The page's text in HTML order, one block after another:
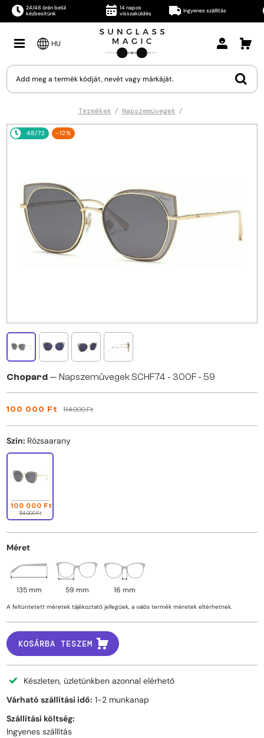
24/48 órán belül
kézbesítünk
14 napos
visszaküldés
Ingyenes szállítás
HU
Termékek Napszemüvegek
48/72 -12%
Chopard — Napszemüvegek SCHF74 - 300F - 59
100 000 Ft 114 000 Ft
Szín: Rózsaarany
100 000 Ft
114 000 Ft
Méret
135 mm 59 mm 16 mm
A feltüntetett méretek tájékoztató jellegűek, a valós termék méretek eltérhetnek.
KOSÁRBA TESZEM
Készleten, üzletünkben azonnal elérhető
Várható szállítási idő: 1-2 munkanap
Szállítási költség:
Ingyenes szállítás